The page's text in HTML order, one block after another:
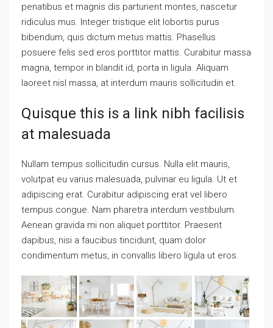
penatibus et magnis dis parturient montes, nascetur
ridiculus mus. Integer tristique elit lobortis purus
bibendum, quis dictum metus mattis. Phasellus
posuere felis sed eros porttitor mattis. Curabitur massa
magna, tempor in blandit id, porta in ligula. Aliquam
laoreet nisl massa, at interdum mauris sollicitudin et.
Quisque this is a link nibh facilisis
at malesuada
Nullam tempus sollicitudin cursus. Nulla elit mauris,
volutpat eu varius malesuada, pulvinar eu ligula. Ut et
adipiscing erat. Curabitur adipiscing erat vel libero
tempus congue. Nam pharetra interdum vestibulum.
Aenean gravida mi non aliquet porttitor. Praesent
dapibus, nisi a faucibus tincidunt, quam dolor
condimentum metus, in convallis libero ligula ut eros.